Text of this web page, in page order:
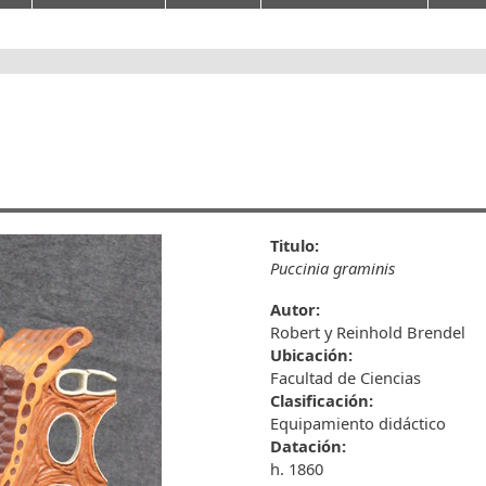
Titulo:
Puccinia graminis
Autor:
Robert y Reinhold Brendel
Ubicación:
Facultad de Ciencias
Clasificación:
Equipamiento didáctico
Datación:
h. 1860